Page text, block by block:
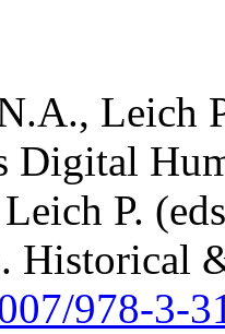
Leich
Digital
P.
Historical
978-3-